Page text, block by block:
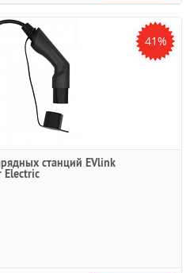
41%
станций EVlink
Electric